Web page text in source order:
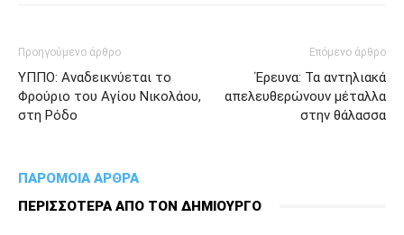
Προηγούμενο άρθρο
ΥΠΠΟ: Αναδεικνύεται το
Φρούριο του Αγίου Νικολάου,
στη Ρόδο
Επόμενο άρθρο
Έρευνα: Τα αντηλιακά
απελευθερώνουν μέταλλα
στην θάλασσα
ΠΑΡΟΜΟΙΑ ΑΡΘΡΑ
ΠΕΡΙΣΣΟΤΕΡΑ ΑΠΟ ΤΟΝ ΔΗΜΙΟΥΡΓΟ